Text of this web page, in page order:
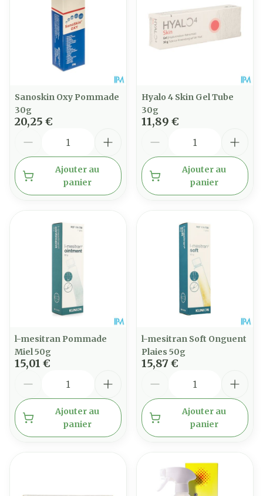
Sanoskin Oxy Pommade
30g
20,25 €
Ajouter au
panier
Hyalo 4 Skin Gel Tube
30g
11,89 €
Ajouter au
panier
l-mesitran Pommade
Miel 50g
15,01 €
Ajouter au
panier
l-mesitran Soft Onguent
Plaies 50g
15,87 €
Ajouter au
panier